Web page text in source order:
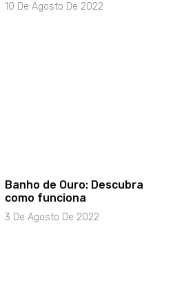
10 De Agosto De 2022
Banho de Ouro: Descubra
como funciona
3 De Agosto De 2022